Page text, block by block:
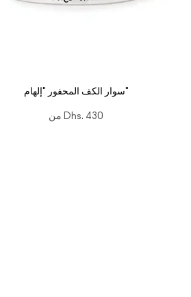
سوار الكف المحفور "إلهام"
من Dhs. 430